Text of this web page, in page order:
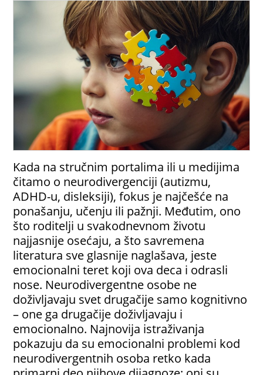
Kada na stručnim portalima ili u medijima
čitamo o neurodivergenciji (autizmu,
ADHD-u, disleksiji), fokus je najčešće na
ponašanju, učenju ili pažnji. Međutim, ono
što roditelji u svakodnevnom životu
najjasnije osećaju, a što savremena
literatura sve glasnije naglašava, jeste
emocionalni teret koji ova deca i odrasli
nose. Neurodivergentne osobe ne
doživljavaju svet drugačije samo kognitivno
– one ga drugačije doživljavaju i
emocionalno. Najnovija istraživanja
pokazuju da su emocionalni problemi kod
neurodivergentnih osoba retko kada